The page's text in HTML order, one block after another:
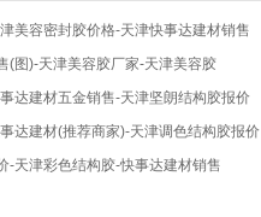
美容密封胶价格-天津快事达建材销售
(图)-天津美容胶厂家-天津美容胶
达建材五金销售-天津坚朗结构胶报价
达建材(推荐商家)-天津调色结构胶报价
-天津彩色结构胶-快事达建材销售